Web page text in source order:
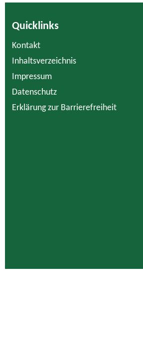
Quicklinks
Kontakt
Inhaltsverzeichnis
Impressum
Datenschutz
Erklärung zur Barrierefreiheit